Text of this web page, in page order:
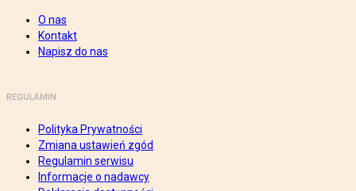
O nas
Kontakt
Napisz do nas
REGULAMIN
Polityka Prywatności
Zmiana ustawień zgód
Regulamin serwisu
Informacje o nadawcy